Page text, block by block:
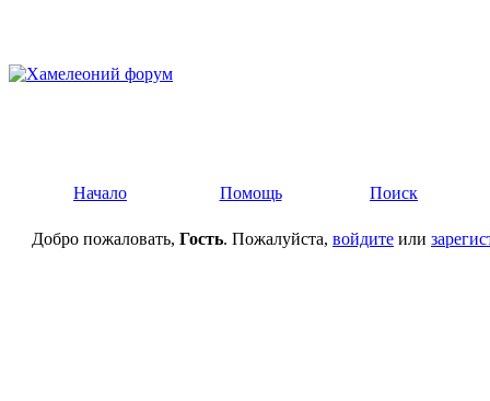
Начало Помощь Поиск
Добро пожаловать, Гость. Пожалуйста, войдите или